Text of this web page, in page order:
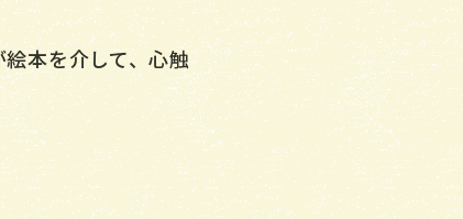
本を介して、心触